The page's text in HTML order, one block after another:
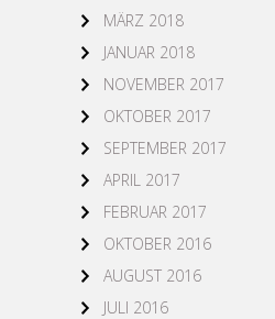
MÄRZ 2018
JANUAR 2018
NOVEMBER 2017
OKTOBER 2017
SEPTEMBER 2017
APRIL 2017
FEBRUAR 2017
OKTOBER 2016
AUGUST 2016
JULI 2016